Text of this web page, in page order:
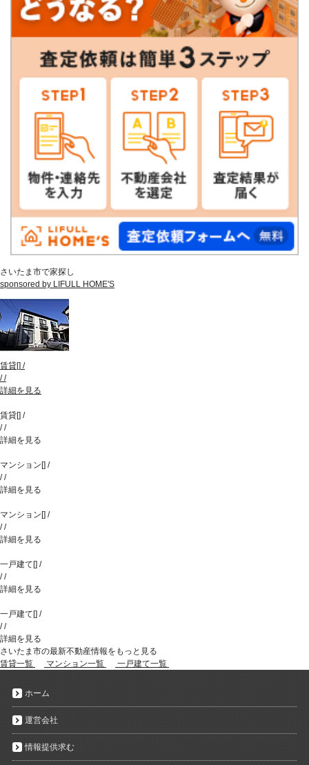
さいたま市で家探し
sponsored by LIFULL HOME'S
賃貸[] /
//
詳細を見る
賃貸[] /
//
詳細を見る
マンション[] /
//
詳細を見る
マンション[] /
//
詳細を見る
一戸建て[] /
//
詳細を見る
一戸建て[] /
//
詳細を見る
さいたま市の最新不動産情報をもっと見る
賃貸一覧
マンション一覧 一戸建て一覧
ホーム
運営会社
情報提供求む